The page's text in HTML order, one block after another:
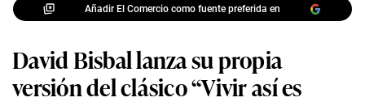
Añadir El Comercio como fuente preferida en
David Bisbal lanza su propia
versión del clásico “Vivir así es